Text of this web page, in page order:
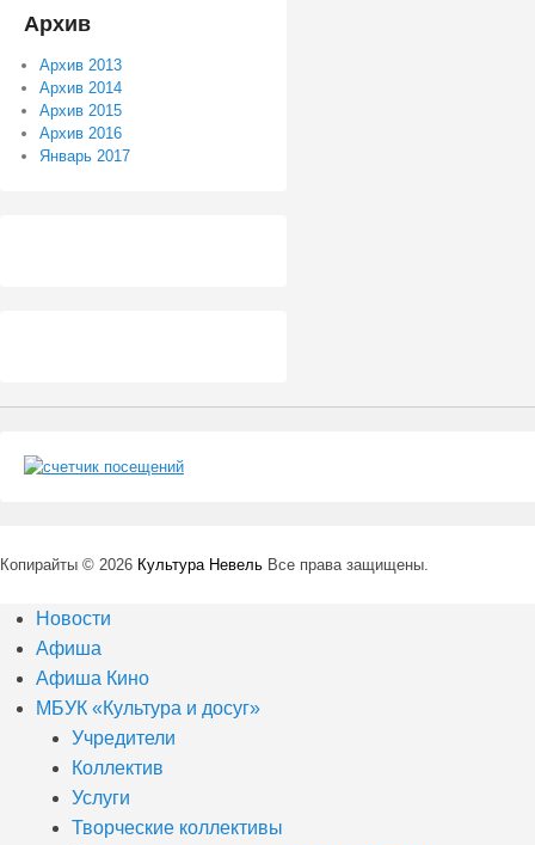
Архив
Архив 2013
Архив 2014
Архив 2015
Архив 2016
Январь 2017
Копирайты © 2026 Культура Невель Все права защищены.
Новости
Афиша
Афиша Кино
МБУК «Культура и досуг»
Учредители
Коллектив
Услуги
Творческие коллективы